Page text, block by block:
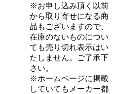
※お申し込み頂く以前
から取り寄せになる商
品もございますので、
在庫のないものについ
ても売り切れ表示はい
たしません。ご了承下
さい。
※ホームページに掲載
していてもメーカー都